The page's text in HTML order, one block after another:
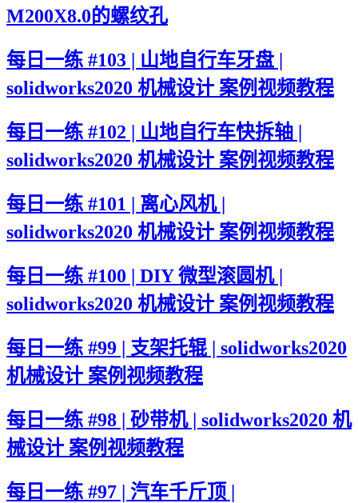
M200X8.0的螺纹孔
每日一练 #103 | 山地自行车牙盘 |
solidworks2020 机械设计 案例视频教程
每日一练 #102 | 山地自行车快拆轴 |
solidworks2020 机械设计 案例视频教程
每日一练 #101 | 离心风机 |
solidworks2020 机械设计 案例视频教程
每日一练 #100 | DIY 微型滚圆机 |
solidworks2020 机械设计 案例视频教程
每日一练 #99 | 支架托辊 | solidworks2020
机械设计 案例视频教程
每日一练 #98 | 砂带机 | solidworks2020 机
械设计 案例视频教程
每日一练 #97 | 汽车千斤顶 |